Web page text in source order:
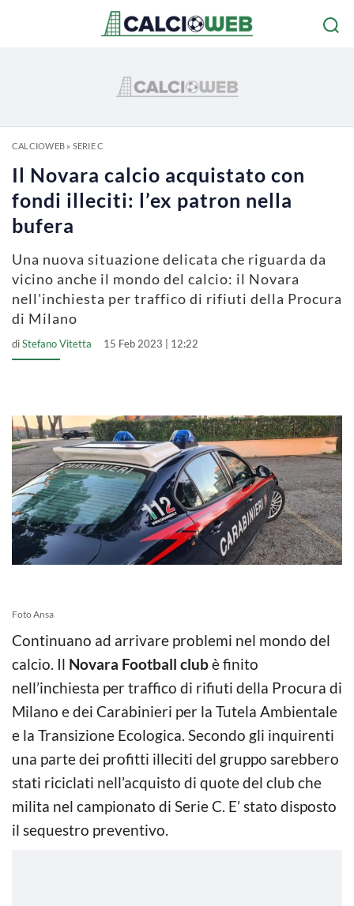
CALCIOWEB» SERIE C
Il Novara calcio acquistato con
fondi illeciti: l’ex patron nella
bufera
Una nuova situazione delicata che riguarda da
vicino anche il mondo del calcio: il Novara
nell'inchiesta per traffico di rifiuti della Procura
di Milano
diStefano Vitetta 15 Feb 2023 | 12:22
Foto Ansa
Continuano ad arrivare problemi nel mondo del
calcio. Il Novara Football clubè finito
nell’inchiesta per traffico di rifiuti della Procura di
Milano e dei Carabinieri per la Tutela Ambientale
e la Transizione Ecologica. Secondo gli inquirenti
una parte dei profitti illeciti del gruppo sarebbero
stati riciclati nell’acquisto di quote del club che
milita nel campionato di Serie C. E’ stato disposto
il sequestro preventivo.